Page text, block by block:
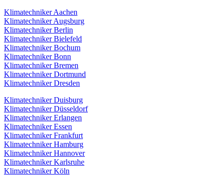
Klimatechniker Aachen
Klimatechniker Augsburg
Klimatechniker Berlin
Klimatechniker Bielefeld
Klimatechniker Bochum
Klimatechniker Bonn
Klimatechniker Bremen
Klimatechniker Dortmund
Klimatechniker Dresden
Klimatechniker Duisburg
Klimatechniker Düsseldorf
Klimatechniker Erlangen
Klimatechniker Essen
Klimatechniker Frankfurt
Klimatechniker Hamburg
Klimatechniker Hannover
Klimatechniker Karlsruhe
Klimatechniker Köln